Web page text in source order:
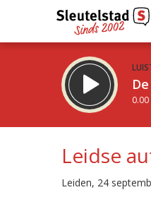
Leidse
Leiden, 24